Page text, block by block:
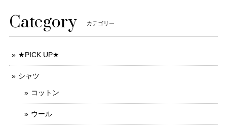
Category カテゴリー
★PICK UP★
シャツ
コットン
ウール